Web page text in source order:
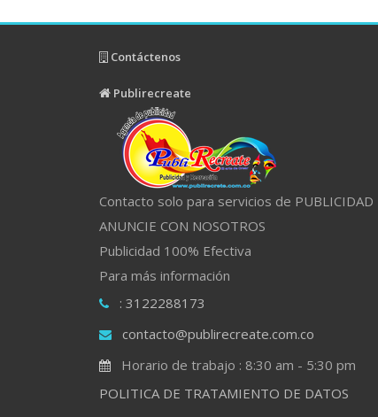
Contáctenos
Publirecreate
Contacto solo para servicios de PUBLICIDAD
ANUNCIE CON NOSOTROS
Publicidad 100% Efectiva
Para más información
: 3122288173
contacto@publirecreate.com.co
Horario de trabajo : 8:30 am - 5:30 pm
POLITICA DE TRATAMIENTO DE DATOS